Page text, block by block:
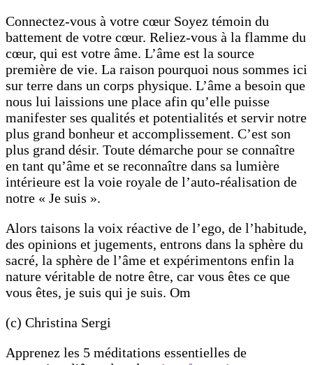
Connectez-vous à votre cœur Soyez témoin du
battement de votre cœur. Reliez-vous à la flamme du
cœur, qui est votre âme. L’âme est la source
première de vie. La raison pourquoi nous sommes ici
sur terre dans un corps physique. L’âme a besoin que
nous lui laissions une place afin qu’elle puisse
manifester ses qualités et potentialités et servir notre
plus grand bonheur et accomplissement. C’est son
plus grand désir. Toute démarche pour se connaître
en tant qu’âme et se reconnaître dans sa lumière
intérieure est la voie royale de l’auto-réalisation de
notre « Je suis ».
Alors taisons la voix réactive de l’ego, de l’habitude,
des opinions et jugements, entrons dans la sphère du
sacré, la sphère de l’âme et expérimentons enfin la
nature véritable de notre être, car vous êtes ce que
vous êtes, je suis qui je suis. Om
(c) Christina Sergi
Apprenez les 5 méditations essentielles de